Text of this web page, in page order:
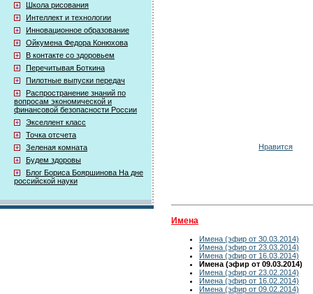
Школа рисования
Интеллект и технологии
Инновационное образование
Ойкумена Федора Конюхова
В контакте со здоровьем
Перечитывая Боткина
Пилотные выпуски передач
Распространение знаний по
вопросам экономической и
финансовой безопасности России
Экселлент класс
Точка отсчета
Зеленая комната
Будем здоровы
Блог Бориса Бояршинова На дне
российской науки
Нравится
Имена
Имена (эфир от 30.03.2014)
Имена (эфир от 23.03.2014)
Имена (эфир от 16.03.2014)
Имена (эфир от 09.03.2014)
Имена (эфир от 23.02.2014)
Имена (эфир от 16.02.2014)
Имена (эфир от 09.02.2014)